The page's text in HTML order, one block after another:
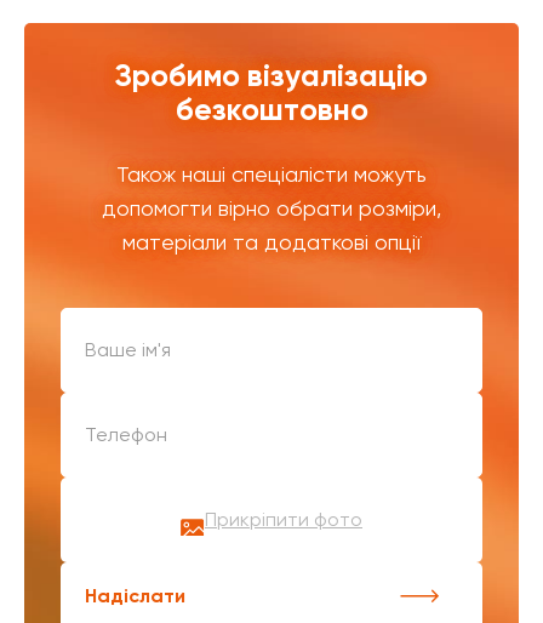
Зробимо візуалізацію
безкоштовно
Також наші спеціалісти можуть
допомогти вірно обрати розміри,
матеріали та додаткові опції
Прикріпити фото
Надіслати